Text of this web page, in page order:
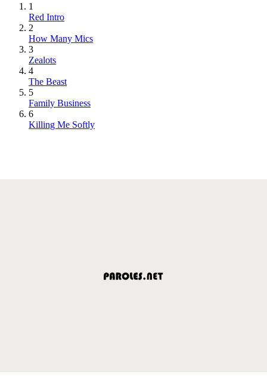
1
Red Intro
2
How Many Mics
3
Zealots
4
The Beast
5
Family Business
6
Killing Me Softly